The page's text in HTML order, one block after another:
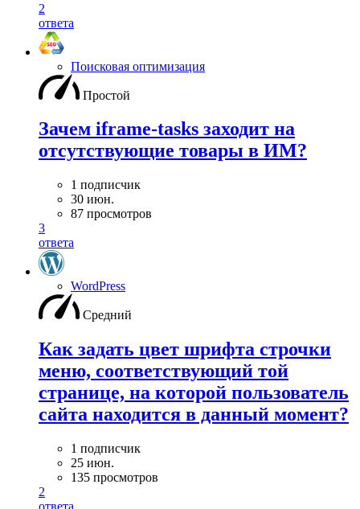
2
ответа
Поисковая оптимизация
Простой
Зачем iframe-tasks заходит на
отсутствующие товары в ИМ?
1 подписчик
30 июн.
87 просмотров
3
ответа
WordPress
Средний
Как задать цвет шрифта строчки
меню, соответствующий той
странице, на которой пользователь
сайта находится в данный момент?
1 подписчик
25 июн.
135 просмотров
2